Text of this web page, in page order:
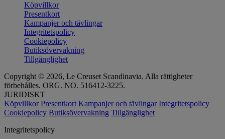
Köpvillkor
Presentkort
Kampanjer och tävlingar
Integritetspolicy
Cookiepolicy
Butiksövervakning
Tillgänglighet
Copyright © 2026, Le Creuset Scandinavia. Alla rättigheter
förbehålles. ORG. NO. 516412-3225.
JURIDISKT
Köpvillkor Presentkort Kampanjer och tävlingar Integritetspolicy
Cookiepolicy Butiksövervakning Tillgänglighet
Integritetspolicy